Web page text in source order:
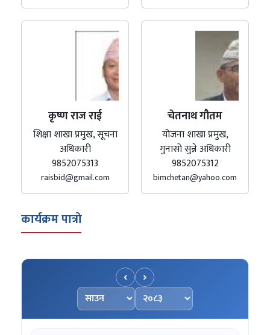
कृष्ण राज राई
शिक्षा शाखा प्रमुख, सूचना
अधिकारी
9852075313
raisbid@gmail.com
चेतनाथ गौतम
योजना शाखा प्रमुख,
गुनासो सुन्ने अधिकारी
9852075312
bimchetan@yahoo.com
कार्यक्रम पात्रो
‹
महिना चयन गर्नुहोस्
वर्ष चयन गर्नुहोस्
›